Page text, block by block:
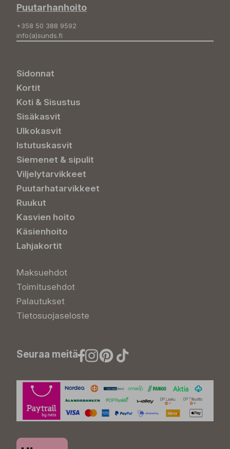
Puutarhanhoito
+358 50 388 9592
info(a)sunds.fi
Sidonnat
Kortit
Koti & Sisustus
Sisäkasvit
Ulkokasvit
Istutuskasvit
Siemenet & sipulit
Viljelytarvikkeet
Puutarhatarvikkeet
Ruukut
Kasvien hoito
Käsienhoito
Lahjakortit
Maksuehdot
Toimitusehdot
Palautukset
Tietosuojaseloste
Seuraa meitä